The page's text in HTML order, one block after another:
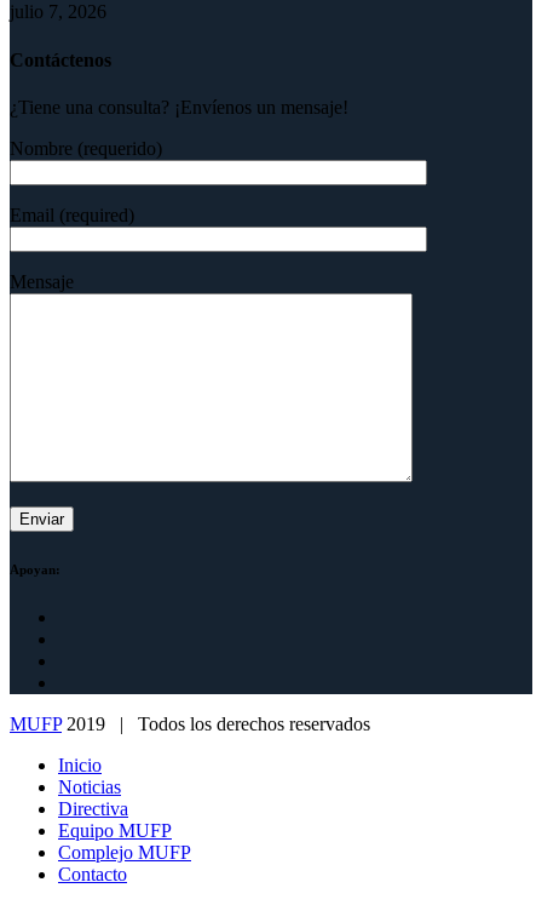
julio 7, 2026
Contáctenos
¿Tiene una consulta? ¡Envíenos un mensaje!
Nombre (requerido)
Email (required)
Mensaje
Apoyan:
MUFP2019 | Todos los derechos reservados
Inicio
Noticias
Directiva
Equipo MUFP
Complejo MUFP
Contacto